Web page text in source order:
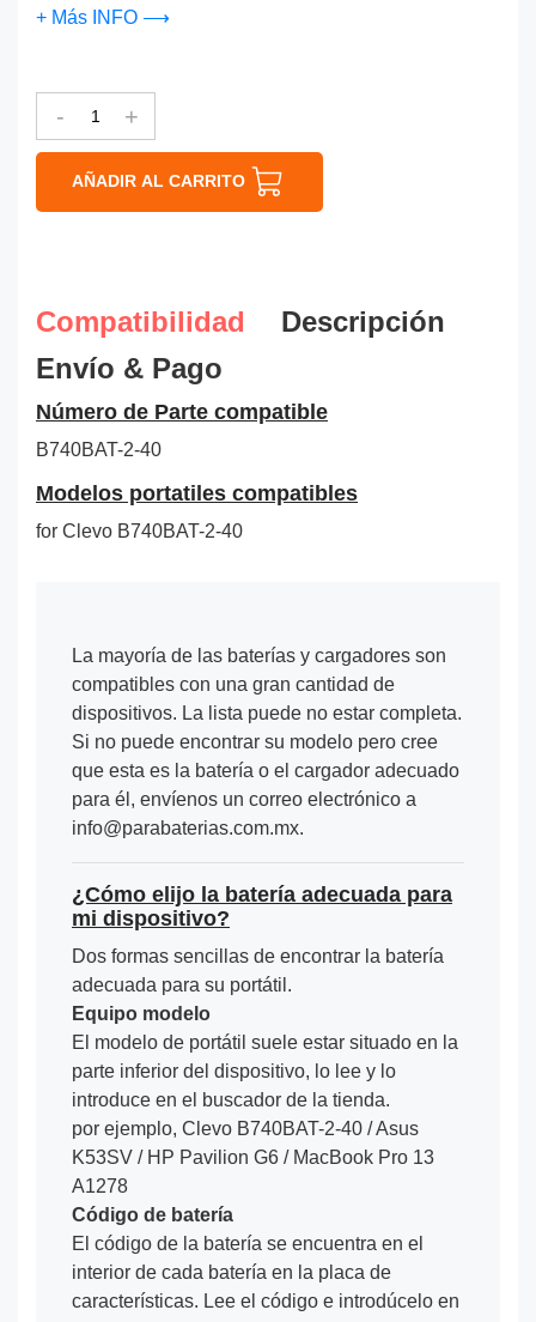
+ Más INFO ⟶
- +
AÑADIR AL CARRITO
Compatibilidad
Descripción
Envío & Pago
Número de Parte compatible
B740BAT-2-40
Modelos portatiles compatibles
for Clevo B740BAT-2-40
La mayoría de las baterías y cargadores son
compatibles con una gran cantidad de
dispositivos. La lista puede no estar completa.
Si no puede encontrar su modelo pero cree
que esta es la batería o el cargador adecuado
para él, envíenos un correo electrónico a
info@parabaterias.com.mx.
¿Cómo elijo la batería adecuada para
mi dispositivo?
Dos formas sencillas de encontrar la batería
adecuada para su portátil.
Equipo modelo
El modelo de portátil suele estar situado en la
parte inferior del dispositivo, lo lee y lo
introduce en el buscador de la tienda.
por ejemplo, Clevo B740BAT-2-40 / Asus
K53SV / HP Pavilion G6 / MacBook Pro 13
A1278
Código de batería
El código de la batería se encuentra en el
interior de cada batería en la placa de
características. Lee el código e introdúcelo en